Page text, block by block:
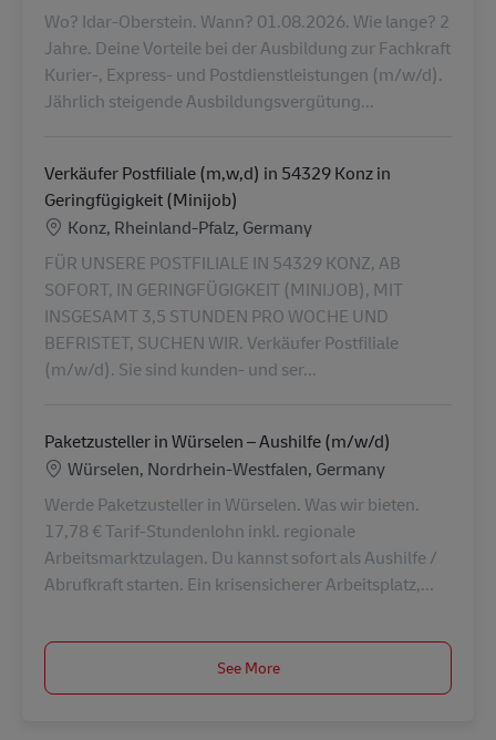
Wo? Idar-Oberstein. Wann? 01.08.2026. Wie lange? 2
Jahre. Deine Vorteile bei der Ausbildung zur Fachkraft
Kurier-, Express- und Postdienstleistungen (m/w/d).
Jährlich steigende Ausbildungsvergütung...
Verkäufer Postfiliale (m,w,d) in 54329 Konz in
Geringfügigkeit (Minijob)
Location
Konz, Rheinland-Pfalz, Germany
FÜR UNSERE POSTFILIALE IN 54329 KONZ, AB
SOFORT, IN GERINGFÜGIGKEIT (MINIJOB), MIT
INSGESAMT 3,5 STUNDEN PRO WOCHE UND
BEFRISTET, SUCHEN WIR. Verkäufer Postfiliale
(m/w/d). Sie sind kunden- und ser...
Paketzusteller in Würselen – Aushilfe (m/w/d)
Location
Würselen, Nordrhein-Westfalen, Germany
Werde Paketzusteller in Würselen. Was wir bieten.
17,78 € Tarif-Stundenlohn inkl. regionale
Arbeitsmarktzulagen. Du kannst sofort als Aushilfe /
Abrufkraft starten. Ein krisensicherer Arbeitsplatz,...
See More